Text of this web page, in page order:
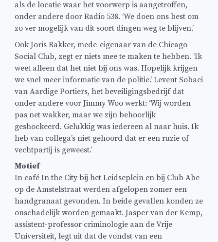
als de locatie waar het voorwerp is aangetroffen,
onder andere door Radio 538. ‘We doen ons best om
zo ver mogelijk van dit soort dingen weg te blijven.’
Ook Joris Bakker, mede-eigenaar van de Chicago
Social Club, zegt er niets mee te maken te hebben. ‘Ik
weet alleen dat het niet bij ons was. Hopelijk krijgen
we snel meer informatie van de politie.’ Levent Sobaci
van Aardige Portiers, het beveiligingsbedrijf dat
onder andere voor Jimmy Woo werkt: ‘Wij worden
pas net wakker, maar we zijn behoorlijk
geshockeerd. Gelukkig was iedereen al naar huis. Ik
heb van collega’s niet gehoord dat er een ruzie of
vechtpartij is geweest.’
Motief
In café In the City bij het Leidseplein en bij Club Abe
op de Amstelstraat werden afgelopen zomer een
handgranaat gevonden. In beide gevallen konden ze
onschadelijk worden gemaakt. Jasper van der Kemp,
assistent-professor criminologie aan de Vrije
Universiteit, legt uit dat de vondst van een